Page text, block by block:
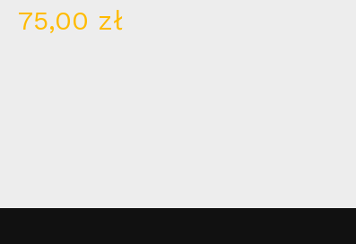
75,00 zł